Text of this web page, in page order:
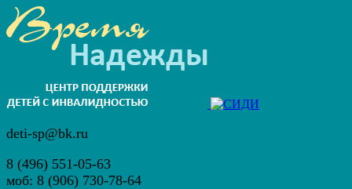
deti-sp@bk.ru
8 (496) 551-05-63
моб: 8 (906) 730-78-64